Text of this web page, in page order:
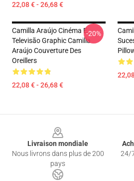
22,08 € - 26,68 €
Camilla Araújo Cinéma E
Televisão Graphic Camilla
Araújo Couverture Des
Oreillers
22,08 € - 26,68 €
-20%
Livraison mondiale
Nous livrons dans plus de 200
pays
24/